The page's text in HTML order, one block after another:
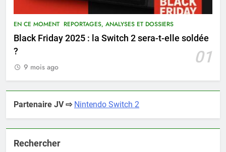
EN CE MOMENT REPORTAGES, ANALYSES ET DOSSIERS
Black Friday 2025 : la Switch 2 sera-t-elle soldée
?
01
9 mois ago
Partenaire JV ⇨ Nintendo Switch 2
Rechercher